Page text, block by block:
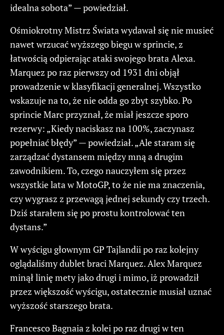
idealna sobota” — powiedział.
Ośmiokrotny Mistrz Świata wydawał się nie musieć
nawet wrzucać wyższego biegu w sprincie, z
łatwością odpierając ataki swojego brata Alexa.
Marquez po raz pierwszy od 1931 dni objął
prowadzenie w klasyfikacji generalnej. Wszystko
wskazuje na to, że nie odda go zbyt szybko. Po
sprincie Marc przyznał, że miał jeszcze sporo
rezerwy: „Kiedy naciskasz na 100%, zaczynasz
popełniać błędy” — powiedział. „Ale staram się
zarządzać dystansem między mną a drugim
zawodnikiem. To, czego nauczyłem się przez
wszystkie lata w MotoGP, to że nie ma znaczenia,
czy wygrasz z przewagą jednej sekundy czy trzech.
Dziś starałem się po prostu kontrolować ten
dystans.”
W wyścigu głownym GP Tajlandii po raz kolejny
oglądaliśmy dublet braci Marquez. Alex Marquez
minął linię mety jako drugi i mimo, iż prowadził
przez większość wyścigu, ostatecznie musiał uznać
wyższość starszego brata.
Francesco Bagnaia z kolei po raz drugi w ten